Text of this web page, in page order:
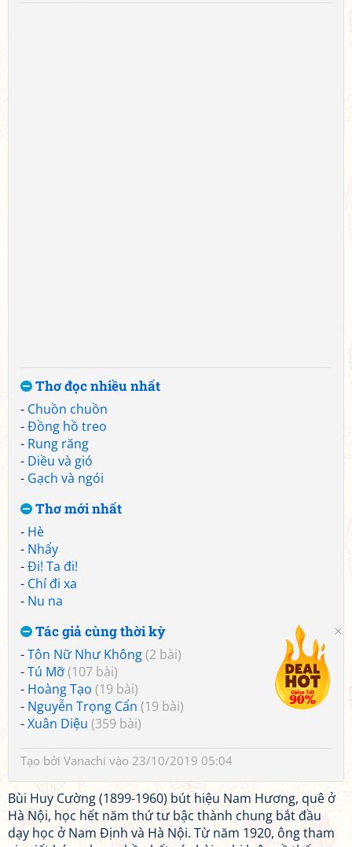
Thơ đọc nhiều nhất
- Chuồn chuồn
-Đồng hồ treo
- Rung răng
- Diều và gió
- Gạch và ngói
Thơ mới nhất
- Hè
- Nhẩy
-Đi! Ta đi!
- Chí đi xa
- Nu na
Tác giả cùng thời kỳ
-Tôn Nữ Như Không(2 bài)
-Tú Mỡ(107 bài)
- Hoàng Tạo (19 bài)
- Nguyễn Trọng Cẩn (19 bài)
-Xuân Diệu (359 bài)
Tạo bởi Vanachi vào 23/10/2019 05:04
Bùi Huy Cường (1899-1960) bút hiệu Nam Hương, quê ở
Hà Nội, học hết năm thứ tư bậc thành chung bắt đầu
dạy học ở Nam Định và Hà Nội. Từ năm 1920, ông tham